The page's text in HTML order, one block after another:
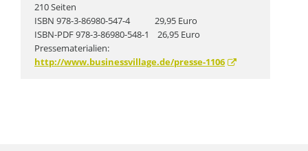
210 Seiten
ISBN 978-3-86980-547-4 29,95 Euro
ISBN-PDF 978-3-86980-548-1 26,95 Euro
Pressematerialien:
http://www.businessvillage.de/presse-1106